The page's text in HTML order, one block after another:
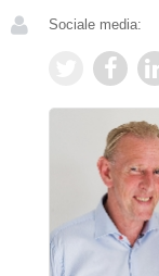
Sociale media: